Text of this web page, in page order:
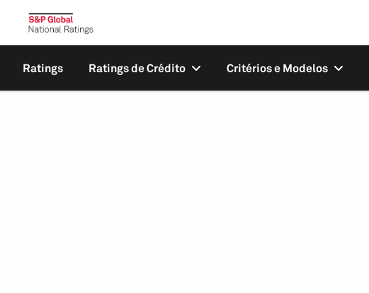
Ratings Ratings de Crédito Critérios e Modelos